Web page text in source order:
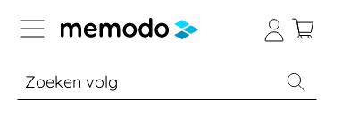
naar navigatie B2B-platform
% Sale Batterijopslag thuis